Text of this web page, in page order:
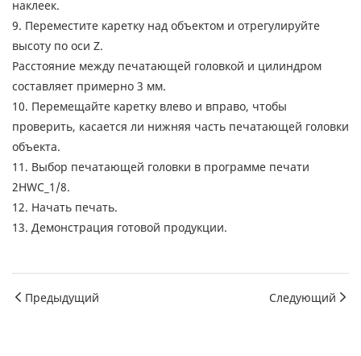
наклеек.
9. Переместите каретку над объектом и отрегулируйте
высоту по оси Z.
Расстояние между печатающей головкой и цилиндром
составляет примерно 3 мм.
10. Перемещайте каретку влево и вправо, чтобы
проверить, касается ли нижняя часть печатающей головки
объекта.
11. Выбор печатающей головки в программе печати
2HWC_1/8.
12. Начать печать.
13. Демонстрация готовой продукции.
Предыдущий Следующий